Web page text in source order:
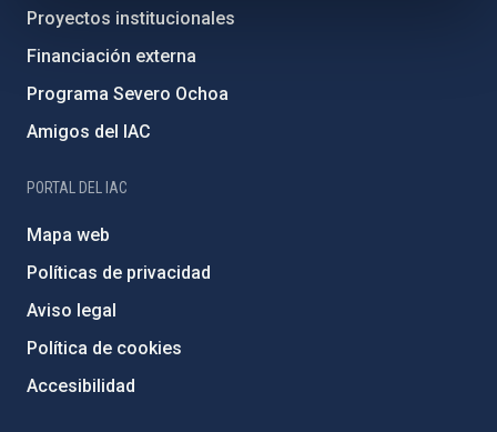
Proyectos institucionales
Financiación externa
Programa Severo Ochoa
Amigos del IAC
PORTAL DEL IAC
Mapa web
Políticas de privacidad
Aviso legal
Política de cookies
Accesibilidad